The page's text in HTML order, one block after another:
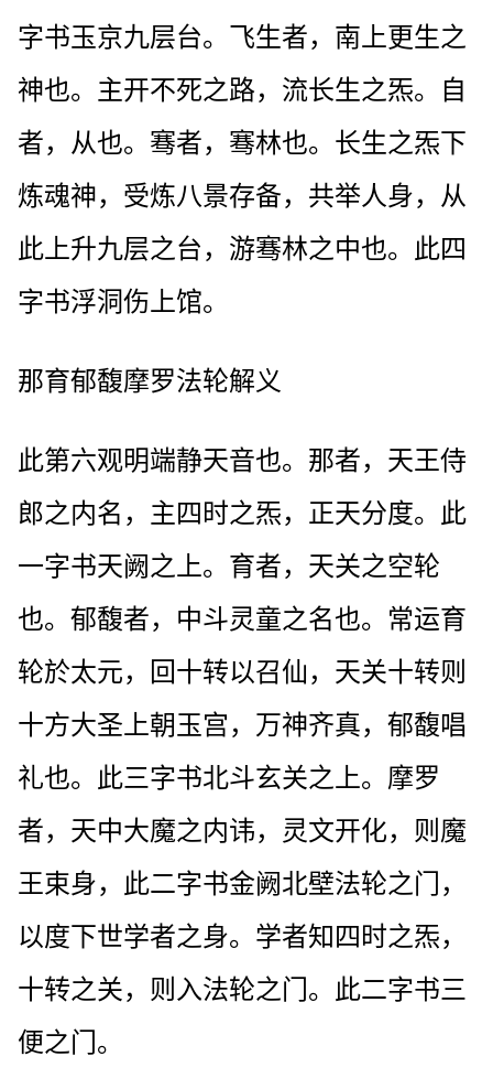
字书玉京九层台。飞生者，南上更生之
神也。主开不死之路，流长生之炁。自
者，从也。骞者，骞林也。长生之炁下
炼魂神，受炼八景存备，共举人身，从
此上升九层之台，游骞林之中也。此四
字书浮洞伤上馆。
那育郁馥摩罗法轮解义
此第六观明端静天音也。那者，天王侍
郎之内名，主四时之炁，正天分度。此
一字书天阙之上。育者，天关之空轮
也。郁馥者，中斗灵童之名也。常运育
轮於太元，回十转以召仙，天关十转则
十方大圣上朝玉宫，万神齐真，郁馥唱
礼也。此三字书北斗玄关之上。摩罗
者，天中大魔之内讳，灵文开化，则魔
王束身，此二字书金阙北壁法轮之门，
以度下世学者之身。学者知四时之炁，
十转之关，则入法轮之门。此二字书三
便之门。